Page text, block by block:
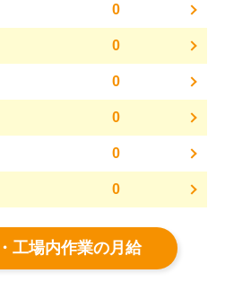
0
0
0
0
0
0
工場内作業の月給